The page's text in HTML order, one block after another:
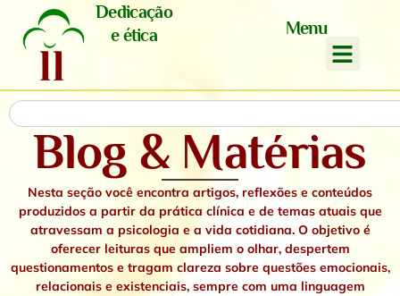
Dedicação
e ética
Menu
Blog & Matérias
Nesta seção você encontra artigos, reflexões e conteúdos
produzidos a partir da prática clínica e de temas atuais que
atravessam a psicologia e a vida cotidiana. O objetivo é
oferecer leituras que ampliem o olhar, despertem
questionamentos e tragam clareza sobre questões emocionais,
relacionais e existenciais, sempre com uma linguagem